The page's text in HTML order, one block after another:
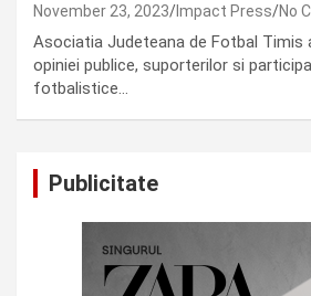
November 23, 2023 Impact Press No
Asociatia Judeteana de Fotbal Timis
opiniei publice, suporterilor si
fotbalistice…
Publicitate